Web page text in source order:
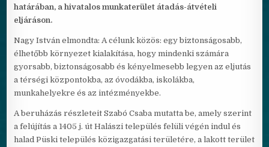
határában, a hivatalos munkaterület átadás-átvételi
eljáráson.
Nagy István elmondta: A célunk közös: egy biztonságosabb,
élhetőbb környezet kialakítása, hogy mindenki számára
gyorsabb, biztonságosabb és kényelmesebb legyen az eljutás
a térségi központokba, az óvodákba, iskolákba,
munkahelyekre és az intézményekbe.
A beruházás részleteit Szabó Csaba mutatta be, amely szerint
a felújítás a 1405 j. út Halászi település felüli végén indul és
halad Püski település közigazgatási területére, a lakott terület